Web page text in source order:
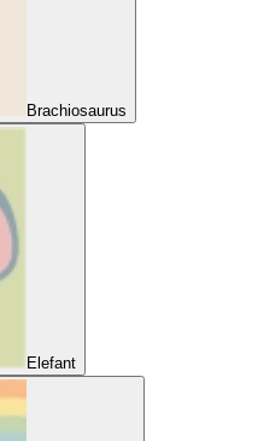
Brachiosaurus
Elefant